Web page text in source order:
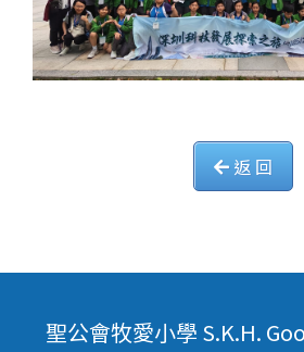
返 回
聖公會牧愛小學 S.K.H.